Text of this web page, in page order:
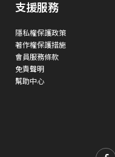
支援服務
隱私權保護政策
著作權保護措施
會員服務條款
免責聲明
幫助中心